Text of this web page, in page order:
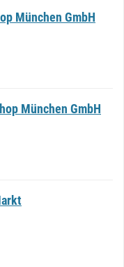
München GmbH
München GmbH